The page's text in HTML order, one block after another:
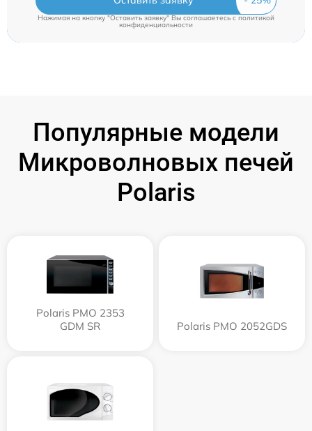
Нажимая на кнопку "Оставить заявку" Вы соглашаетесь c политикой
конфиденциальности
Популярные модели
Микроволновых печей
Polaris
Polaris PMO 2353
GDM SR
Polaris PMO 2052GDS